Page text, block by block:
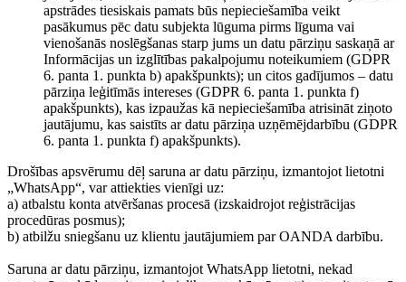
apstrādes tiesiskais pamats būs nepieciešamība veikt
pasākumus pēc datu subjekta lūguma pirms līguma vai
vienošanās noslēgšanas starp jums un datu pārziņu saskaņā ar
Informācijas un izglītības pakalpojumu noteikumiem (GDPR
6. panta 1. punkta b) apakšpunkts); un citos gadījumos – datu
pārziņa leģitīmās intereses (GDPR 6. panta 1. punkta f)
apakšpunkts), kas izpaužas kā nepieciešamība atrisināt ziņoto
jautājumu, kas saistīts ar datu pārziņa uzņēmējdarbību (GDPR
6. panta 1. punkta f) apakšpunkts).
Drošības apsvērumu dēļ saruna ar datu pārziņu, izmantojot lietotni
„WhatsApp“, var attiekties vienīgi uz:
a) atbalstu konta atvēršanas procesā (izskaidrojot reģistrācijas
procedūras posmus);
b) atbilžu sniegšanu uz klientu jautājumiem par OANDA darbību.
Saruna ar datu pārziņu, izmantojot WhatsApp lietotni, nekad